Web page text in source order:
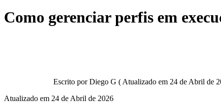
Como gerenciar perfis em
Escrito por Diego G ( Atualizado em 24 de Abril de
Atualizado em 24 de Abril de 2026